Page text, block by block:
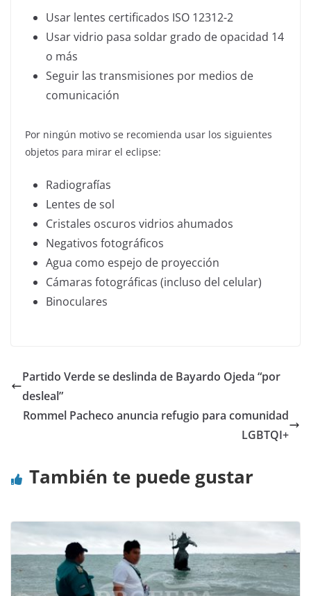
Usar lentes certificados ISO 12312-2
Usar vidrio pasa soldar grado de opacidad 14
o más
Seguir las transmisiones por medios de
comunicación
Por ningún motivo se recomienda usar los siguientes
objetos para mirar el eclipse:
Radiografías
Lentes de sol
Cristales oscuros vidrios ahumados
Negativos fotográficos
Agua como espejo de proyección
Cámaras fotográficas (incluso del celular)
Binoculares
Partido Verde se deslinda de Bayardo Ojeda “por
desleal”
Rommel Pacheco anuncia refugio para comunidad
LGBTQI+
También te puede gustar